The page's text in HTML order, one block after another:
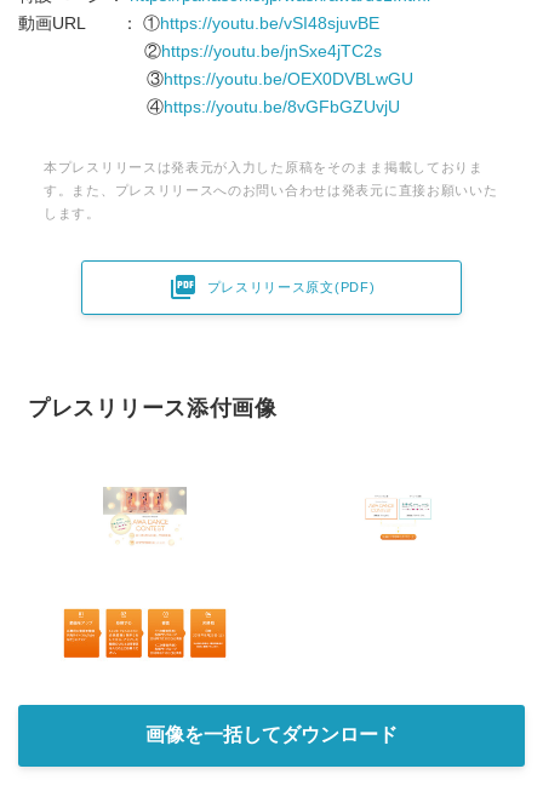
動画URL ： ①https://youtu.be/vSI48sjuvBE
②https://youtu.be/jnSxe4jTC2s
③https://youtu.be/OEX0DVBLwGU
④https://youtu.be/8vGFbGZUvjU
本プレスリリースは発表元が入力した原稿をそのまま掲載しておりま
す。また、プレスリリースへのお問い合わせは発表元に直接お願いいた
します。
 プレスリリース原文(PDF)
プレスリリース添付画像
画像を一括してダウンロード